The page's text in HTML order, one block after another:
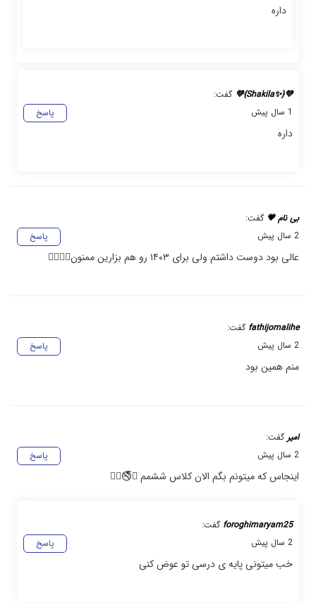
داره
💜{✨️Shakila}💜
گفت:
پاسخ
1 سال پیش
داره
بی نام 💗 گفت:
پاسخ
2 سال پیش
عالی بود دوست داشتم ولی برای ۱۴۰۳ رو هم بزارین ممنون✌🏻💜💜
fathijomalihe گفت:
پاسخ
2 سال پیش
منم همین بود
امیر گفت:
پاسخ
2 سال پیش
اینجاس که میتونم بگم الان کلاس ششمم 😑🚭✋🏻
foroghimaryam25 گفت:
پاسخ
2 سال پیش
خب میتونی پایه ی درسی تو عوض کنی